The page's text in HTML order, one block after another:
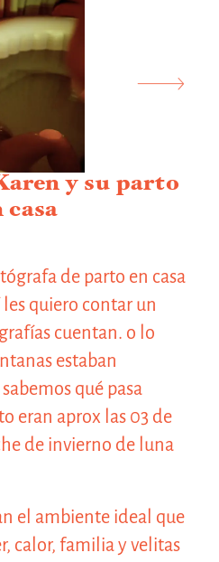
y su parto
casa
de parto en casa
quiero contar un
cuentan. o lo
estaban
qué pasa
eran aprox las 03 de
de invierno de luna
el ambiente ideal que
calor, familia y velitas
©2020